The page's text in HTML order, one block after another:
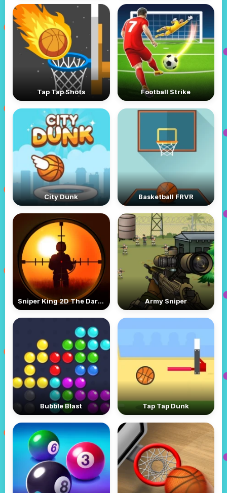
Tap Tap Shots Football Strike
City Dunk Basketball FRVR
Sniper King 2D The Dark City Army Sniper
Bubble Blast Tap Tap Dunk